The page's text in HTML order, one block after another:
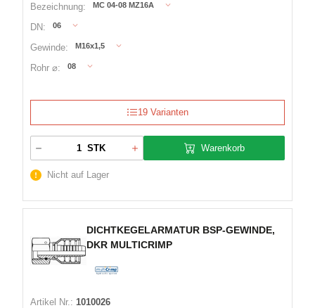
Bezeichnung:
MC 04-08 MZ16A
DN: 06
Gewinde: M16x1,5
Rohr ⌀: 08
19 Varianten
STK Warenkorb
Nicht auf Lager
DICHTKEGELARMATUR BSP-GEWINDE,
DKR MULTICRIMP
Artikel Nr.: 1010026